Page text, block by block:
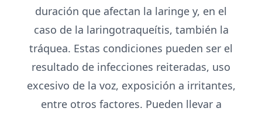
duración que afectan la laringe y, en el
caso de la laringotraqueítis, también la
tráquea. Estas condiciones pueden ser el
resultado de infecciones reiteradas, uso
excesivo de la voz, exposición a irritantes,
entre otros factores. Pueden llevar a